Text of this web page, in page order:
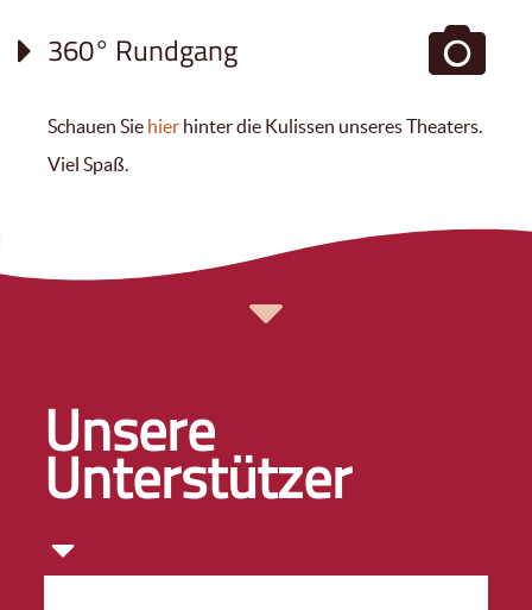
360° Rundgang
Schauen Sie hier hinter die Kulissen unseres Theaters.
Viel Spaß.
Unsere
Unterstützer